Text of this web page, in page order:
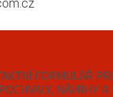
FORMULÁŘ
NÁVRHY